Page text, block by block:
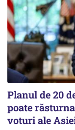
Planul de 20
poate
voturi ale